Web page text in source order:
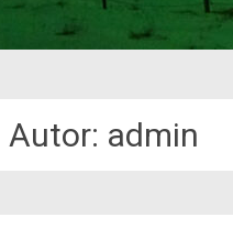
Autor: admin